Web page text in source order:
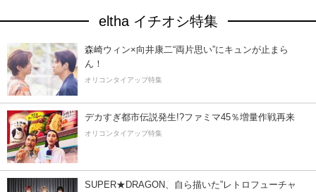
eltha イチオシ特集
森崎ウィン×向井康二“両片思い”にキュンが止まら
ん！
オリコンタイアップ特集
デカすぎ都市伝説発生!?ファミマ45％増量作戦再来
オリコンタイアップ特集
SUPER★DRAGON、自ら描いた”レトロフューチャ